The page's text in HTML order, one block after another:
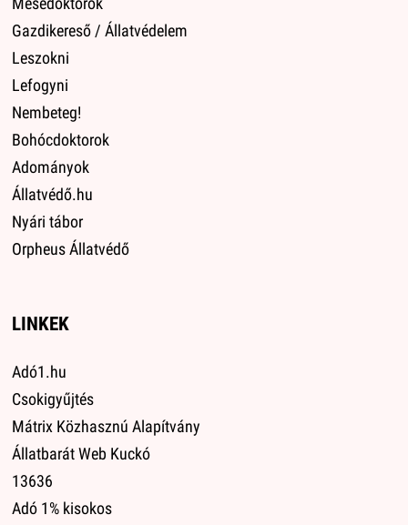
Gazdikereső / Állatvédelem
Leszokni
Lefogyni
Nembeteg!
Bohócdoktorok
Adományok
Állatvédő.hu
Nyári tábor
Orpheus Állatvédő
LINKEK
Adó1.hu
Csokigyűjtés
Mátrix Közhasznú Alapítvány
Állatbarát Web Kuckó
13636
Adó 1% kisokos